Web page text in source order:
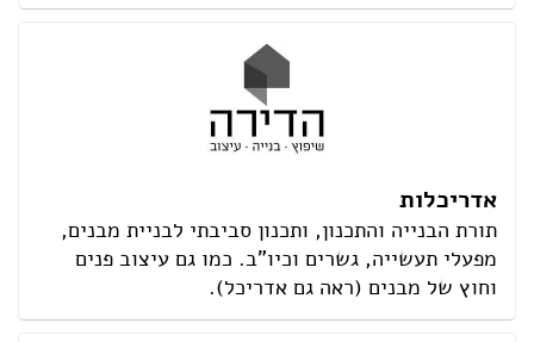
אדריכלות
תורת הבנייה והתכנון, ותכנון סביבתי לבניית מבנים,
מפעלי תעשייה, גשרים וכיו"ב. כמו גם עיצוב פנים
וחוץ של מבנים (ראה גם אדריכל).